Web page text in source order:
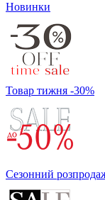
Новинки
Товар тижня -30%
Сезонний